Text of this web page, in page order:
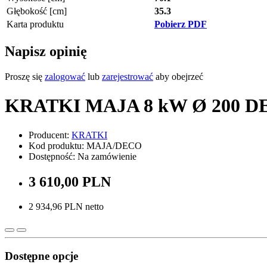
Głębokość [cm]
35.3
Karta produktu
Pobierz PDF
Napisz opinię
Proszę się zalogować lub zarejestrować aby obejrzeć
KRATKI MAJA 8 kW Ø 200
Producent: KRATKI
Kod produktu: MAJA/DECO
Dostępność: Na zamówienie
3 610,00 PLN
2 934,96 PLN netto
Dostępne opcje